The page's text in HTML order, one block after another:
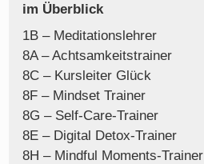
im Überblick
1B – Meditationslehrer
8A – Achtsamkeitstrainer
8C – Kursleiter Glück
8F – Mindset Trainer
8G – Self-Care-Trainer
8E – Digital Detox-Trainer
8H – Mindful Moments-Trainer